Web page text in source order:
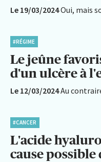
Le 19/03/2024Oui, mais
#RÉGIME
Le jeûne
d'un ulcère à
Le 12/03/2024Au
#CANCER
L'acide
cause possible